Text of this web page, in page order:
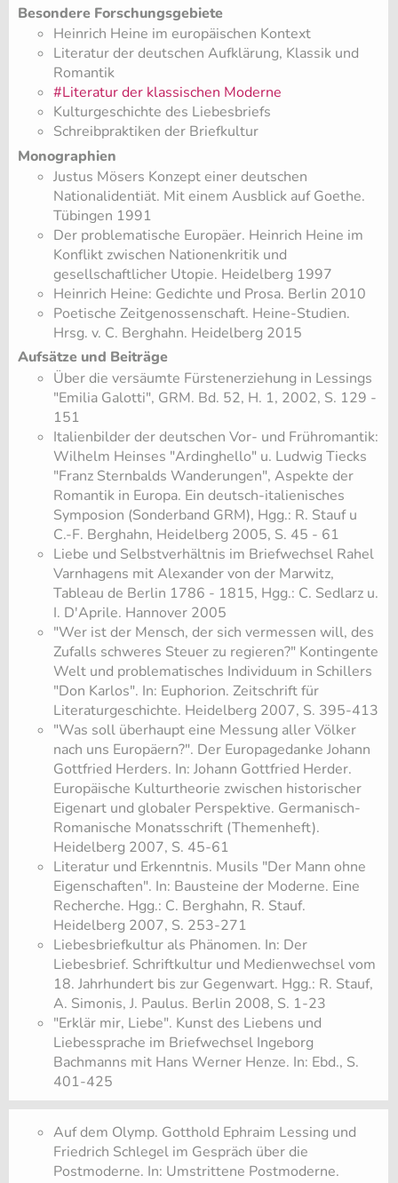
Besondere Forschungsgebiete
Heinrich Heine im europäischen Kontext
Literatur der deutschen Aufklärung, Klassik und
Romantik
#Literatur der klassischen Moderne
Kulturgeschichte des Liebesbriefs
Schreibpraktiken der Briefkultur
Monographien
Justus Mösers Konzept einer deutschen
Nationalidentiät. Mit einem Ausblick auf Goethe.
Tübingen 1991
Der problematische Europäer. Heinrich Heine im
Konflikt zwischen Nationenkritik und
gesellschaftlicher Utopie. Heidelberg 1997
Heinrich Heine: Gedichte und Prosa. Berlin 2010
Poetische Zeitgenossenschaft. Heine-Studien.
Hrsg. v. C. Berghahn. Heidelberg 2015
Aufsätze und Beiträge
Über die versäumte Fürstenerziehung in Lessings
"Emilia Galotti", GRM. Bd. 52, H. 1, 2002, S. 129 -
151
Italienbilder der deutschen Vor- und Frühromantik:
Wilhelm Heinses "Ardinghello" u. Ludwig Tiecks
"Franz Sternbalds Wanderungen", Aspekte der
Romantik in Europa. Ein deutsch-italienisches
Symposion (Sonderband GRM), Hgg.: R. Stauf u
C.-F. Berghahn, Heidelberg 2005, S. 45 - 61
Liebe und Selbstverhältnis im Briefwechsel Rahel
Varnhagens mit Alexander von der Marwitz,
Tableau de Berlin 1786 - 1815, Hgg.: C. Sedlarz u.
I. D'Aprile. Hannover 2005
"Wer ist der Mensch, der sich vermessen will, des
Zufalls schweres Steuer zu regieren?" Kontingente
Welt und problematisches Individuum in Schillers
"Don Karlos". In: Euphorion. Zeitschrift für
Literaturgeschichte. Heidelberg 2007, S. 395-413
"Was soll überhaupt eine Messung aller Völker
nach uns Europäern?". Der Europagedanke Johann
Gottfried Herders. In: Johann Gottfried Herder.
Europäische Kulturtheorie zwischen historischer
Eigenart und globaler Perspektive. Germanisch-
Romanische Monatsschrift (Themenheft).
Heidelberg 2007, S. 45-61
Literatur und Erkenntnis. Musils "Der Mann ohne
Eigenschaften". In: Bausteine der Moderne. Eine
Recherche. Hgg.: C. Berghahn, R. Stauf.
Heidelberg 2007, S. 253-271
Liebesbriefkultur als Phänomen. In: Der
Liebesbrief. Schriftkultur und Medienwechsel vom
18. Jahrhundert bis zur Gegenwart. Hgg.: R. Stauf,
A. Simonis, J. Paulus. Berlin 2008, S. 1-23
"Erklär mir, Liebe". Kunst des Liebens und
Liebessprache im Briefwechsel Ingeborg
Bachmanns mit Hans Werner Henze. In: Ebd., S.
401-425
Auf dem Olymp. Gotthold Ephraim Lessing und
Friedrich Schlegel im Gespräch über die
Postmoderne. In: Umstrittene Postmoderne.